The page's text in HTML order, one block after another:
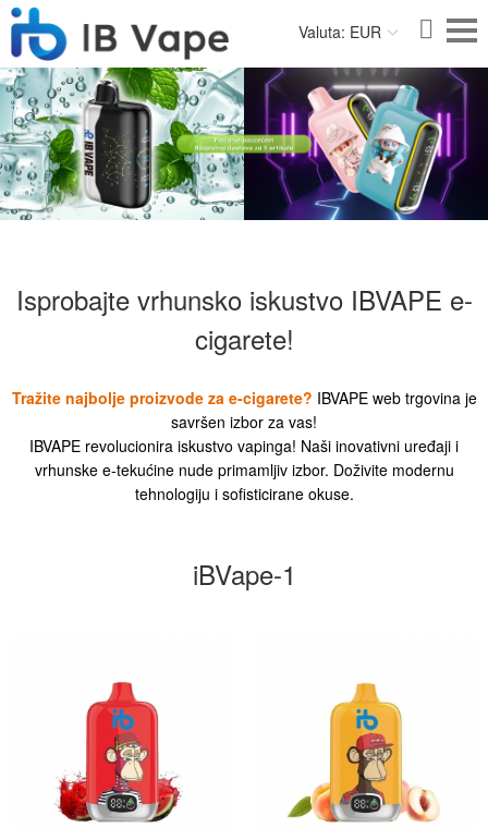
Valuta: EUR
Isprobajte vrhunsko iskustvo IBVAPE e-
cigarete!
Tražite najbolje proizvode za e-cigarete? IBVAPE web trgovina je
savršen izbor za vas!
IBVAPE revolucionira iskustvo vapinga! Naši inovativni uređaji i
vrhunske e-tekućine nude primamljiv izbor. Doživite modernu
tehnologiju i sofisticirane okuse.
iBVape-1